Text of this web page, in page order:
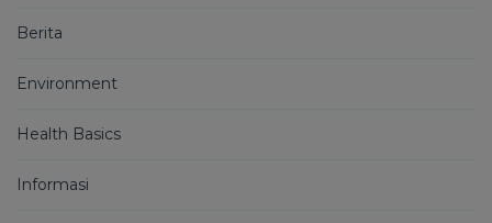
Berita
Environment
Health Basics
Informasi